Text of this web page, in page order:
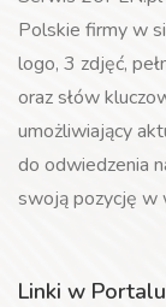
Polskie firmy w
logo, 3 zdjęć,
oraz słów
umożliwiający
do odwiedzenia
swoją pozycję w
Linki w Portalu